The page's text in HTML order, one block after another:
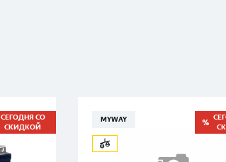
СЕГОДНЯ СО
СКИДКОЙ
MYWAY